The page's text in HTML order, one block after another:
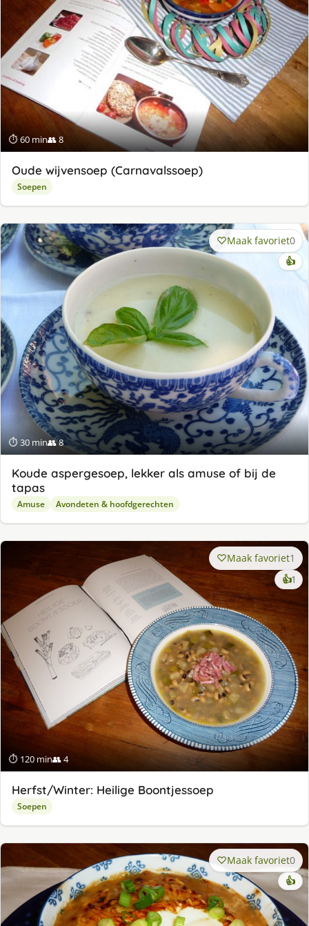
⏱ 60 min👥 8
Oude wijvensoep (Carnavalssoep)
Soepen
⏱ 30 min👥 8
Maak favoriet0
👍
Koude aspergesoep, lekker als amuse of bij de
tapas
Amuse Avondeten & hoofdgerechten
⏱ 120 min👥 4
Maak favoriet1
👍1
Herfst/Winter: Heilige Boontjessoep
Soepen
Maak favoriet0
👍